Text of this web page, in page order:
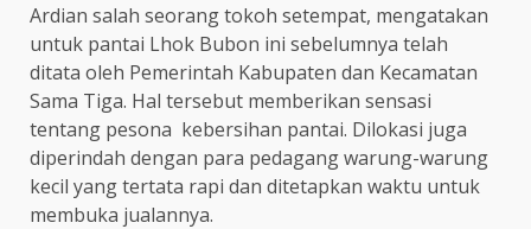
Ardian salah seorang tokoh setempat, mengatakan
untuk pantai Lhok Bubon ini sebelumnya telah
ditata oleh Pemerintah Kabupaten dan Kecamatan
Sama Tiga. Hal tersebut memberikan sensasi
tentang pesona kebersihan pantai. Dilokasi juga
diperindah dengan para pedagang warung-warung
kecil yang tertata rapi dan ditetapkan waktu untuk
membuka jualannya.